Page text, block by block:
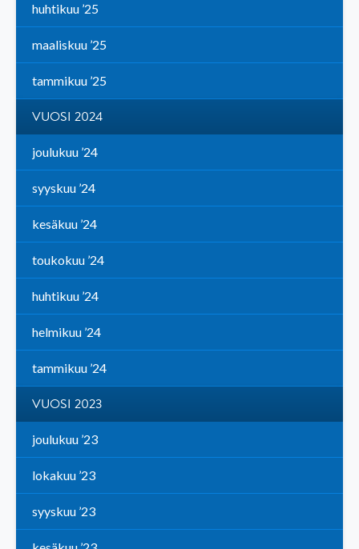
huhtikuu ’25
maaliskuu ’25
tammikuu ’25
VUOSI 2024
joulukuu ’24
syyskuu ’24
kesäkuu ’24
toukokuu ’24
huhtikuu ’24
helmikuu ’24
tammikuu ’24
VUOSI 2023
joulukuu ’23
lokakuu ’23
syyskuu ’23